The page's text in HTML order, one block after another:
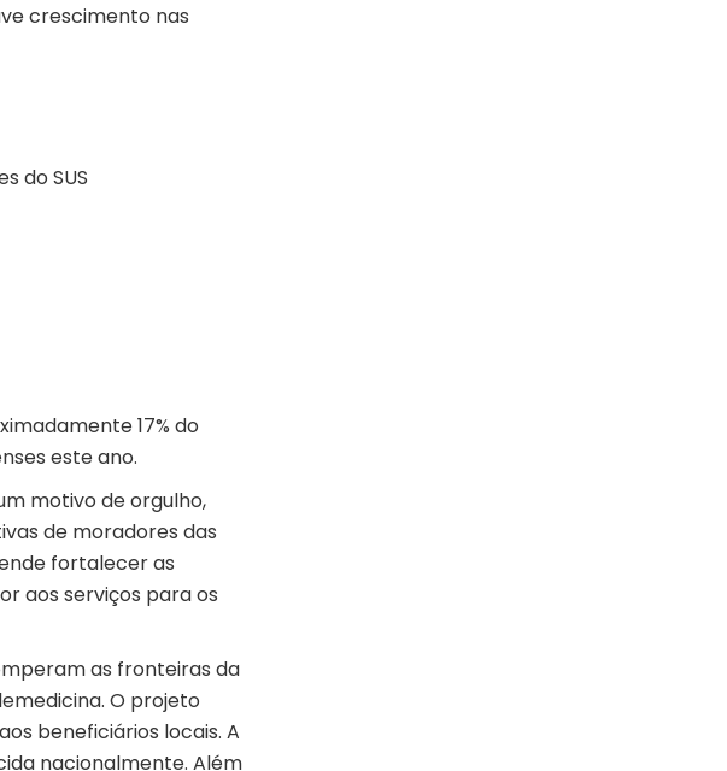
crescimento nas
do SUS
17% do
este ano.
motivo de orgulho,
de moradores das
fortalecer as
aos serviços para os
as fronteiras da
O projeto
beneficiários locais. A
nacionalmente. Além